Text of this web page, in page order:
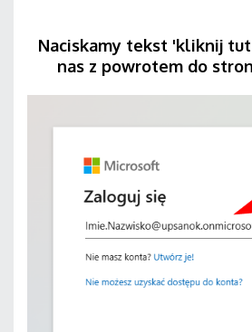
Naciskamy tekst 'kliknij
nas z powrotem do